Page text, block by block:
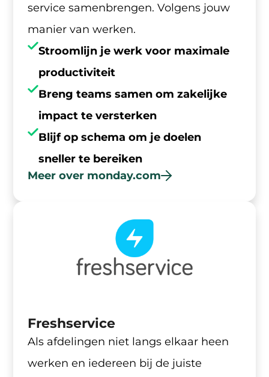
service samenbrengen. Volgens jouw
manier van werken.
Stroomlijn je werk voor maximale
productiviteit
Breng teams samen om zakelijke
impact te versterken
Blijf op schema om je doelen
sneller te bereiken
Meer over monday.com
Freshservice
Als afdelingen niet langs elkaar heen
werken en iedereen bij de juiste